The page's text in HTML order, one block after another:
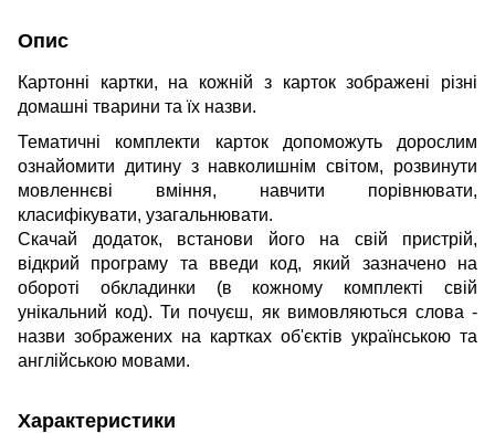
Опис
Картонні картки, на кожній з карток зображені різні
домашні тварини та їх назви.
Тематичні комплекти карток допоможуть дорослим
ознайомити дитину з навколишнім світом, розвинути
мовленнєві вміння, навчити порівнювати,
класифікувати, узагальнювати.
Скачай додаток, встанови його на свій пристрій,
відкрий програму та введи код, який зазначено на
обороті обкладинки (в кожному комплекті свій
унікальний код). Ти почуєш, як вимовляються слова -
назви зображених на картках об'єктів українською та
англійською мовами.
Характеристики